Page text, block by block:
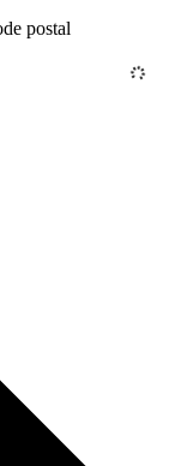
postal